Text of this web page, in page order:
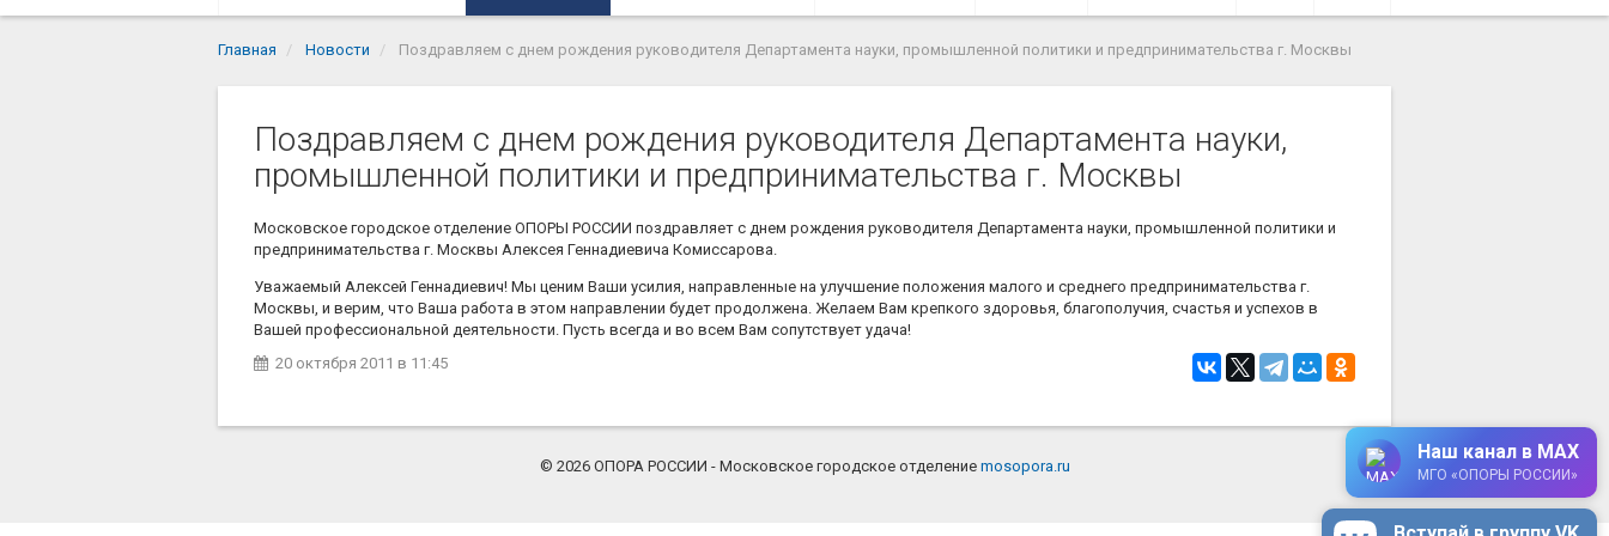
Главная Новости Поздравляем с днем рождения руководителя Департамента науки, промышленной политики и предпринимательства г. Москвы
Поздравляем с днем рождения руководителя Департамента науки,
промышленной политики и предпринимательства г. Москвы
Московское городское отделение ОПОРЫ РОССИИ поздравляет с днем рождения руководителя Департамента науки, промышленной политики и
предпринимательства г. Москвы Алексея Геннадиевича Комиссарова.
Уважаемый Алексей Геннадиевич! Мы ценим Ваши усилия, направленные на улучшение положения малого и среднего предпринимательства г.
Москвы, и верим, что Ваша работа в этом направлении будет продолжена. Желаем Вам крепкого здоровья, благополучия, счастья и успехов в
Вашей профессиональной деятельности. Пусть всегда и во всем Вам сопутствует удача!
20 октября 2011 в 11:45
© 2026 ОПОРА РОССИИ - Московское городское отделение mosopora.ru
Наш канал в MAX
МГО «ОПОРЫ РОССИИ»